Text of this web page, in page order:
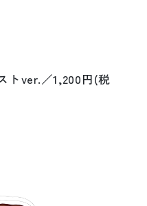
ver.／1,200円(税